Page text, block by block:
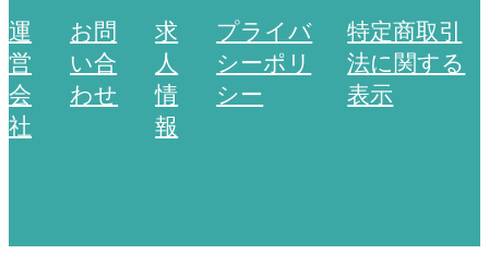
運
営
会
社
お問
い合
わせ
求
人
情
報
プライバ
シーポリ
シー
特定商取引
法に関する
表示